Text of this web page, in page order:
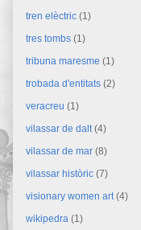
tren elèctric (1)
tres tombs (1)
tribuna maresme (1)
trobada d'entitats (2)
veracreu (1)
vilassar de dalt (4)
vilassar de mar (8)
vilassar històric (7)
visionary women art (4)
wikipedra (1)